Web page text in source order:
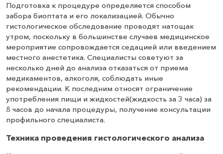
Подготовка к процедуре определяется способом
забора биоптата и его локализацией. Обычно
гистологическое обследование проводят натощак
утром, поскольку в большинстве случаев медицинское
мероприятие сопровождается седацией или введением
местного анестетика. Специалисты советуют за
несколько дней до анализа отказаться от приема
медикаментов, алкоголя, соблюдать иные
рекомендации. К последним относят ограничение
употребления пищи и жидкостей(жидкость за 3 часа) за
8 часов до начала процедуры, получение консультации
профильного специалиста.
Техника проведения гистологического анализа